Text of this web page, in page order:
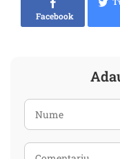
Facebook